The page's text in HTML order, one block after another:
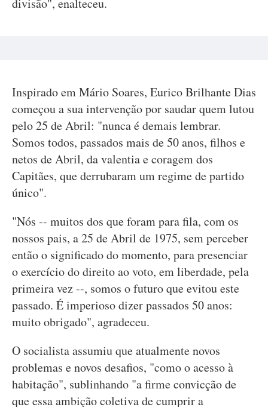
divisão", enalteceu.
Inspirado em Mário Soares, Eurico Brilhante Dias
começou a sua intervenção por saudar quem lutou
pelo 25 de Abril: "nunca é demais lembrar.
Somos todos, passados mais de 50 anos, filhos e
netos de Abril, da valentia e coragem dos
Capitães, que derrubaram um regime de partido
único".
"Nós -- muitos dos que foram para fila, com os
nossos pais, a 25 de Abril de 1975, sem perceber
então o significado do momento, para presenciar
o exercício do direito ao voto, em liberdade, pela
primeira vez --, somos o futuro que evitou este
passado. É imperioso dizer passados 50 anos:
muito obrigado", agradeceu.
O socialista assumiu que atualmente novos
problemas e novos desafios, "como o acesso à
habitação", sublinhando "a firme convicção de
que essa ambição coletiva de cumprir a